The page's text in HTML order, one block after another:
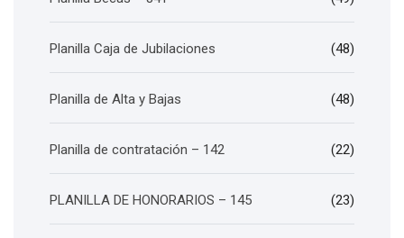
Planilla Caja de Jubilaciones (48)
Planilla de Alta y Bajas (48)
Planilla de contratación – 142 (22)
PLANILLA DE HONORARIOS – 145 (23)